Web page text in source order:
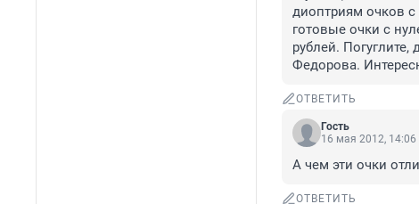
диоптриям очков
готовые очки с
рублей.
Федорова.
ОТВЕТИТЬ
Гость
16 мая 2012, 14:06
А чем эти очки
ОТВЕТИТЬ